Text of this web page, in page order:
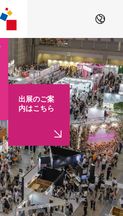
JA
出展のご案
内はこちら